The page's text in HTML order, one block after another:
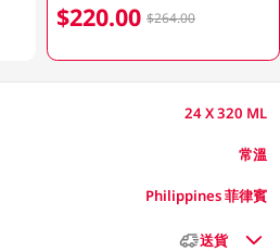
$220.00 $264.00
24 X 320 ML
常溫
Philippines 菲律賓
送貨